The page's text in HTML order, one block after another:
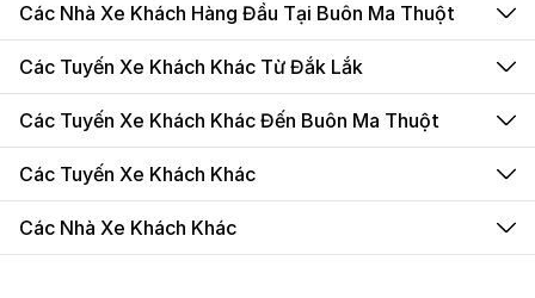
Các Nhà Xe Khách Hàng Đầu Tại Buôn Ma Thuột
Các Tuyến Xe Khách Khác Từ Đắk Lắk
Các Tuyến Xe Khách Khác Đến Buôn Ma Thuột
Các Tuyến Xe Khách Khác
Các Nhà Xe Khách Khác